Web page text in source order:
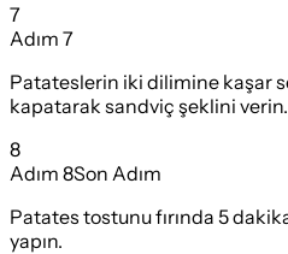
7
Adım 7
Patateslerin iki dilimine kaşar
kapatarak sandviç şeklini verin.
8
Adım 8Son Adım
Patates tostunu fırında 5
yapın.